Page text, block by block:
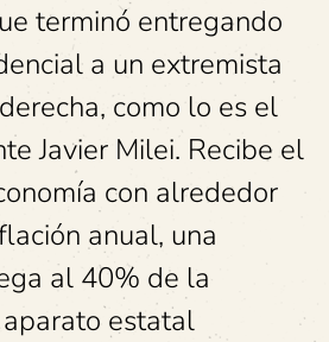
terminó entregando
a un extremista
como lo es el
Javier Milei. Recibe el
con alrededor
anual, una
al 40% de la
estatal